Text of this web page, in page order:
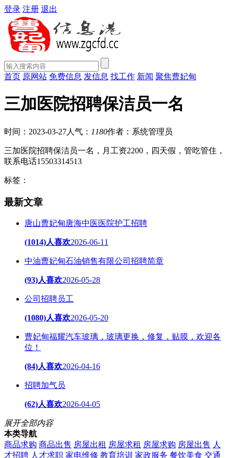
登录 注册 退出
首页 原网站 免费信息 发信息 找工作 新闻 聚焦曹妃甸
三加医院招聘保洁员一名
时间：2023-03-27人气： 1180作者：系统管理员
三加医院招聘保洁员一名，月工资2200，四天假，管吃管住，
联系电话15503314513
标签：
最新文章
唐山曹妃甸唐海中医医院护工招聘
(1014)人喜欢2026-06-11
中油曹妃甸石油销售有限公司招聘简章
(93)人喜欢2026-05-28
公司招聘员工
(1080)人喜欢2026-05-20
曹妃甸福耀汽车玻璃，玻璃更换，修复，贴膜，欢迎各
位！
(84)人喜欢2026-04-16
招聘加气员
(62)人喜欢2026-04-05
展开全部内容
本类导航
商品求购 商品出售 房屋出租 房屋求租 房屋求购 房屋出售 人
才招聘 人才求职 家电维修 教育培训 家政服务 餐饮美食 交通